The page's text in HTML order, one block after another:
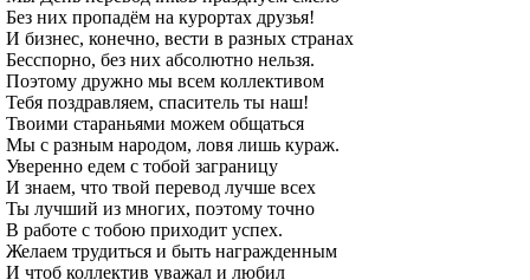
Без них пропадём на курортах друзья!
И бизнес, конечно, вести в разных странах
Бесспорно, без них абсолютно нельзя.
Поэтому дружно мы всем коллективом
Тебя поздравляем, спаситель ты наш!
Твоими стараньями можем общаться
Мы с разным народом, ловя лишь кураж.
Уверенно едем с тобой заграницу
И знаем, что твой перевод лучше всех
Ты лучший из многих, поэтому точно
В работе с тобою приходит успех.
Желаем трудиться и быть награжденным
И чтоб коллектив уважал и любил